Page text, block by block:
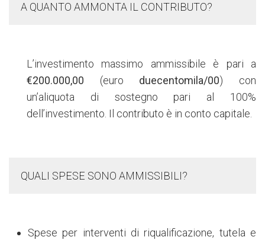
A QUANTO AMMONTA IL CONTRIBUTO?
L’investimento massimo ammissibile è pari a
€200.000,00 (euro duecentomila/00) con
un’aliquota di sostegno pari al 100%
dell’investimento. Il contributo è in conto capitale.
QUALI SPESE SONO AMMISSIBILI?
Spese per interventi di riqualificazione, tutela e